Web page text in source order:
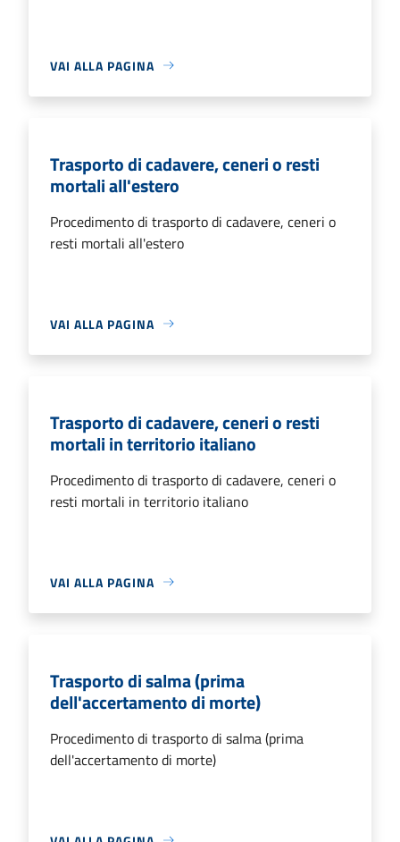
VAI ALLA PAGINA
Trasporto di cadavere, ceneri o resti
mortali all'estero
Procedimento di trasporto di cadavere, ceneri o
resti mortali all'estero
VAI ALLA PAGINA
Trasporto di cadavere, ceneri o resti
mortali in territorio italiano
Procedimento di trasporto di cadavere, ceneri o
resti mortali in territorio italiano
VAI ALLA PAGINA
Trasporto di salma (prima
dell'accertamento di morte)
Procedimento di trasporto di salma (prima
dell'accertamento di morte)